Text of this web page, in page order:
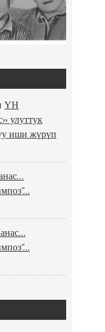
ҮН
улуттук
иши жүрүп